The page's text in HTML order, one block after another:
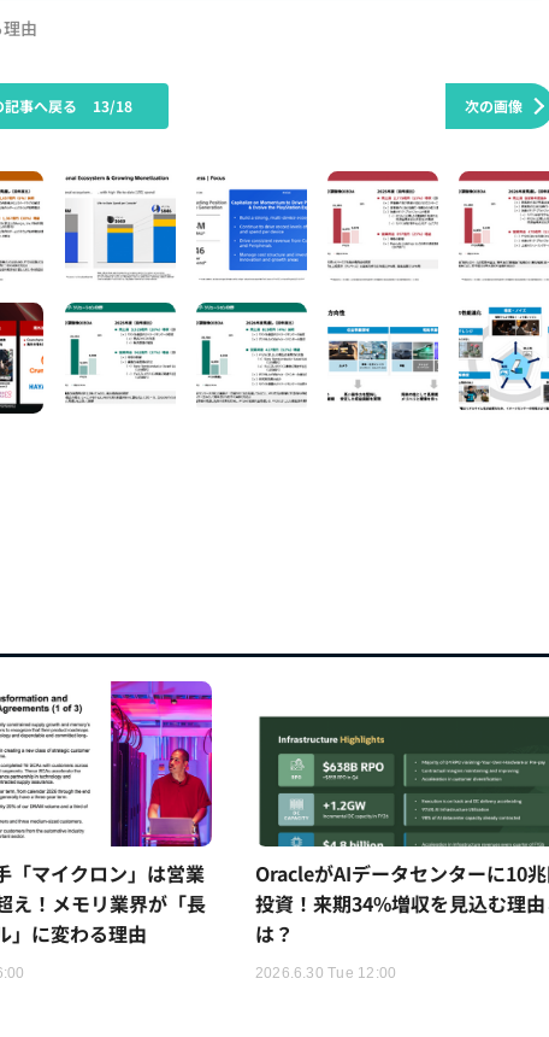
由
次の画像
記事へ戻る 13/18
「マイクロン」は営業
え！メモリ業界が「長
」に変わる理由
OracleがAIデータセンターに10
投資！来期34%増収を見込む理
は？
2026.6.30 Tue 12:00